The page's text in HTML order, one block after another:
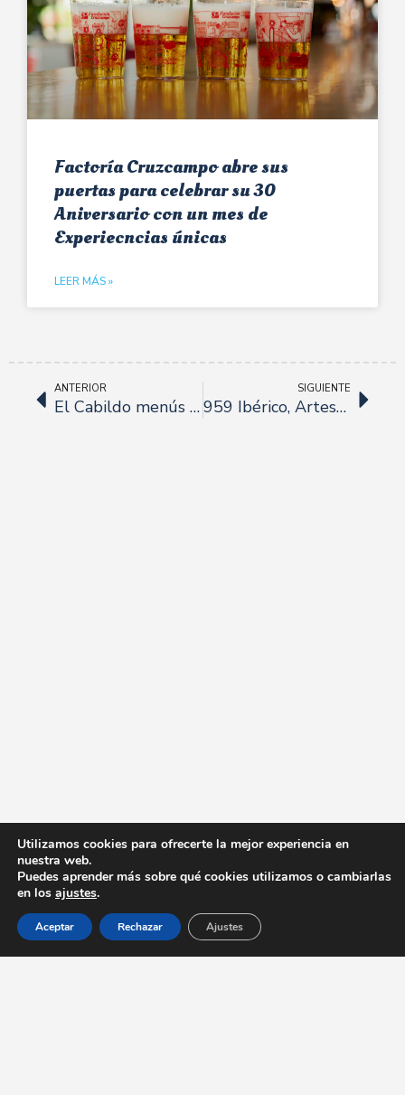
Factoría Cruzcampo abre sus
puertas para celebrar su 30
Aniversario con un mes de
Experiecncias únicas
LEER MÁS »
ANTERIOR
El Cabildo menús de Navidad
SIGUIENTE
959 Ibérico, Artesanía en boca
Utilizamos cookies para ofrecerte la mejor experiencia en
nuestra web.
Puedes aprender más sobre qué cookies utilizamos o cambiarlas
en los ajustes.
Aceptar Rechazar Ajustes